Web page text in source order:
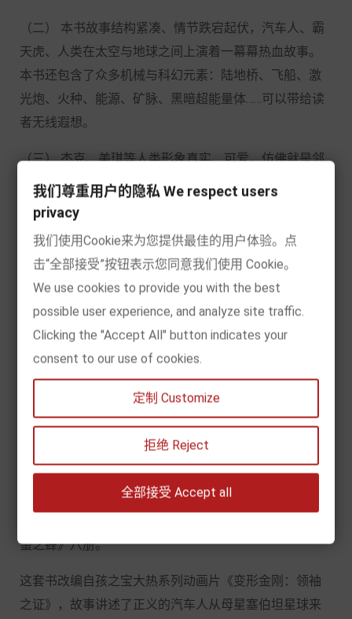
（二） 本书故事结构紧凑、情节跌宕起伏，汽车人、霸
天虎、人类在太空与地球之间上演着一幕幕热血故事。
本书还包含了众多机械与科幻元素：陆地桥、飞船、激
光炮、火种、能源、矿脉、黑暗超能量体……可以带给读
者无线遐想。
（三） 杰克、美琪等人类形象真实、可爱，仿佛就是邻
家的伙伴，可以让小朋友在体味跌宕起伏的情节的同
时，感受热血与温情，激发心中的正义与良知。
（四） 本书不仅有精美的插图，还有精心设计的页眉、
底纹等元素。内页文字为楷体，美观大方，并且带有注
音，方便小朋友独自阅读。
《变形金刚·领袖之证 注音故事》每个孩子心中都有一个
关于变形金刚的梦想，这次由孩之宝官方授权的《变形
金刚领袖之证》系列将带领大家进入炫酷迷人的3D科幻
世界。孩子们钟爱的热血动画IP，全彩注音培养孩子独
立阅读，热血与温情共生的战争故事。本丛书是第一
辑，包括《黑暗崛起》《误人子弟》《护卫行动》《盗
螫之蜂》八册。
这套书改编自孩之宝大热系列动画片《变形金刚：领袖
之证》，故事讲述了正义的汽车人从母星塞伯坦星球来
我们尊重用户的隐私 We respect users
privacy
我们使用Cookie来为您提供最佳的用户体验。点
击“全部接受”按钮表示您同意我们使用 Cookie。
We use cookies to provide you with the best
possible user experience, and analyze site traffic.
Clicking the "Accept All" button indicates your
consent to our use of cookies.
定制 Customize
拒绝 Reject
全部接受 Accept all